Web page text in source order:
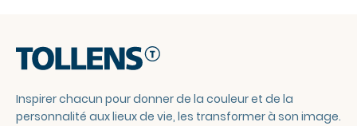
Inspirer chacun pour donner de la couleur et de la
personnalité aux lieux de vie, les transformer à son image.